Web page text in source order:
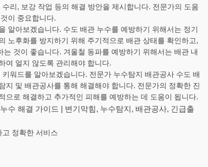
리, 보강 작업 등의 해결 방안을 제시합니다. 전문가의 도움
이 중요합니다.
알아보겠습니다. 수도 배관 누수를 예방하기 위해서는 정기
노후화를 방지하기 위해 주기적으로 배관 상태를 확인하고,
것이 좋습니다. 겨울철 동파를 예방하기 위해서는 배관 내
여 얼지 않도록 관리해야 합니다.
워드를 알아보겠습니다. 전문가 누수탐지 배관공사 수도 배
지 및 배관공사를 통해 해결해야 합니다. 전문가의 정확한 진
으로 해결하고 추가적인 피해를 예방하는 데 도움이 됩니다.
수 해결 가이드 | 변기막힘, 누수탐지, 배관공사, 긴급출
정확한 서비스